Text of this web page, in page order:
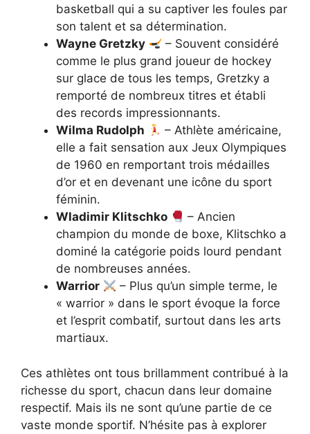
basketball qui a su captiver les foules par
son talent et sa détermination.
Wayne Gretzky
– Souvent considéré
comme le plus grand joueur de hockey
sur glace de tous les temps, Gretzky a
remporté de nombreux titres et établi
des records impressionnants.
Wilma Rudolph
– Athlète américaine,
elle a fait sensation aux Jeux Olympiques
de 1960 en remportant trois médailles
d’or et en devenant une icône du sport
féminin.
Wladimir Klitschko
– Ancien
champion du monde de boxe, Klitschko a
dominé la catégorie poids lourd pendant
de nombreuses années.
Warrior
– Plus qu’un simple terme, le
« warrior » dans le sport évoque la force
et l’esprit combatif, surtout dans les arts
martiaux.
Ces athlètes ont tous brillamment contribué à la
richesse du sport, chacun dans leur domaine
respectif. Mais ils ne sont qu’une partie de ce
vaste monde sportif. N’hésite pas à explorer